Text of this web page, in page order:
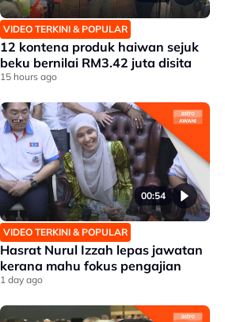
VIDEO TERKINI & POPULAR
12 kontena produk haiwan sejuk
beku bernilai RM3.42 juta disita
15 hours ago
00:54
VIDEO TERKINI & POPULAR
Hasrat Nurul Izzah lepas jawatan
kerana mahu fokus pengajian
1 day ago